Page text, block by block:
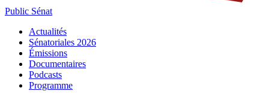
Public Sénat
Actualités
Sénatoriales 2026
Émissions
Documentaires
Podcasts
Programme